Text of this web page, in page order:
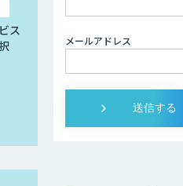
ス
メールアドレス